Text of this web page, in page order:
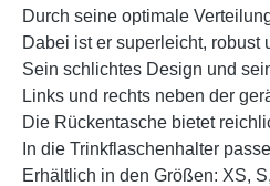
Durch seine optimale
Dabei ist er superleicht, robust
Sein schlichtes Design und
Links und rechts neben der
Die Rückentasche bietet
In die Trinkflaschenhalter
Erhältlich in den Größen: XS,